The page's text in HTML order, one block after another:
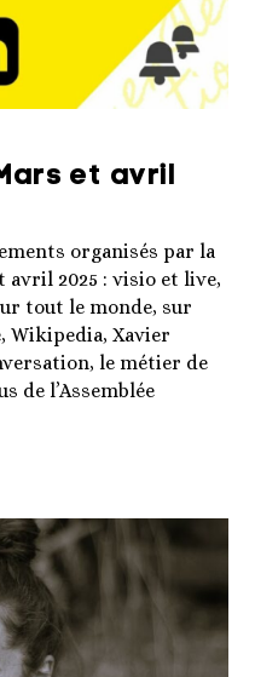
et avril
organisés par la
avril 2025 : visio et live,
tout le monde, sur
Wikipedia, Xavier
le métier de
de l’Assemblée